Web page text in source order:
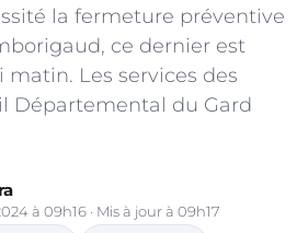
la fermeture préventive
ce dernier est
Les services des
Départemental du Gard
à 09h16 · Mis à jour à 09h17